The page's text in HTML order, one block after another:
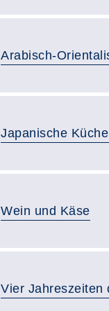
Arabisch-
Japanische
Wein und Käse
Vier Jahreszeiten